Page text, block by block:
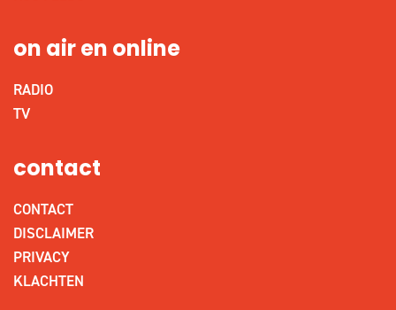
on air en online
RADIO
TV
contact
CONTACT
DISCLAIMER
PRIVACY
KLACHTEN